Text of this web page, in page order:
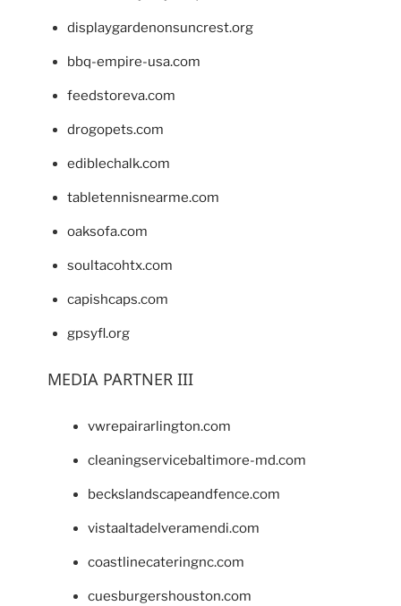
displaygardenonsuncrest.org
bbq-empire-usa.com
feedstoreva.com
drogopets.com
ediblechalk.com
tabletennisnearme.com
oaksofa.com
soultacohtx.com
capishcaps.com
gpsyfl.org
MEDIA PARTNER III
vwrepairarlington.com
cleaningservicebaltimore-md.com
beckslandscapeandfence.com
vistaaltadelveramendi.com
coastlinecateringnc.com
cuesburgershouston.com